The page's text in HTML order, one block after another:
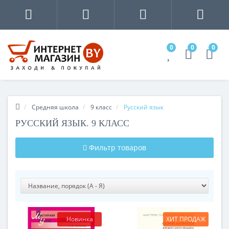
0 0 0
Средняя школа 9 класс Русский язык
РУССКИЙ ЯЗЫК. 9 КЛАСС
Фильтр товаров
Новинка ХИТ ПРОДАЖ